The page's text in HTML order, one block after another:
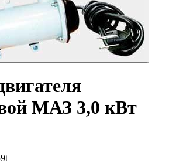
МАЗ 3,0 кВт